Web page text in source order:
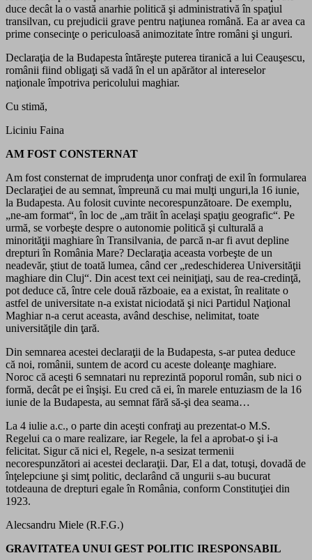
duce decât la o vastă anarhie politică şi administrativă în spaţiul
transilvan, cu prejudicii grave pentru naţiunea română. Ea ar avea ca
prime consecinţe o periculoasă animozitate între români şi unguri.
Declaraţia de la Budapesta întăreşte puterea tiranică a lui Ceauşescu,
românii fiind obligaţi să vadă în el un apărător al intereselor
naţionale împotriva pericolului maghiar.
Cu stimă,
Liciniu Faina
AM FOST CONSTERNAT
Am fost consternat de imprudenţa unor confraţi de exil în formularea
Declaraţiei de au semnat, împreună cu mai mulţi unguri,la 16 iunie,
la Budapesta. Au folosit cuvinte necorespunzătoare. De exemplu,
„ne-am format“, în loc de „am trăit în acelaşi spaţiu geografic“. Pe
urmă, se vorbeşte despre o autonomie politică şi culturală a
minorităţii maghiare în Transilvania, de parcă n-ar fi avut depline
drepturi în România Mare? Declaraţia aceasta vorbeşte de un
neadevăr, ştiut de toată lumea, când cer „redeschiderea Universităţii
maghiare din Cluj“. Din acest text cei neiniţiaţi, sau de rea-credinţă,
pot deduce că, între cele două războaie, ea a existat, în realitate o
astfel de universitate n-a existat niciodată şi nici Partidul Naţional
Maghiar n-a cerut aceasta, având deschise, nelimitat, toate
universităţile din ţară.
Din semnarea acestei declaraţii de la Budapesta, s-ar putea deduce
că noi, românii, suntem de acord cu aceste doleanţe maghiare.
Noroc că aceşti 6 semnatari nu reprezintă poporul român, sub nici o
formă, decât pe ei înşişi. Eu cred că ei, în marele entuziasm de la 16
iunie de la Budapesta, au semnat fără să-şi dea seama…
La 4 iulie a.c., o parte din aceşti confraţi au prezentat-o M.S.
Regelui ca o mare realizare, iar Regele, la fel a aprobat-o şi i-a
felicitat. Sigur că nici el, Regele, n-a sesizat termenii
necorespunzători ai acestei declaraţii. Dar, El a dat, totuşi, dovadă de
înţelepciune şi simţ politic, declarând că ungurii s-au bucurat
totdeauna de drepturi egale în România, conform Constituţiei din
1923.
Alecsandru Miele (R.F.G.)
GRAVITATEA UNUI GEST POLITIC IRESPONSABIL